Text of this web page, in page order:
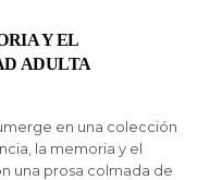
Y EL
ADULTA
en una colección
la memoria y el
una prosa colmada de